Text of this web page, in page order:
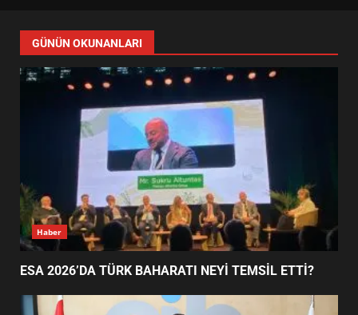
6
YENİ YÖNETİM NASIL
ŞEKİLLENDİ?
BURHANİYE’DE FEN İŞLERİNDEN
DEV HAREKET: NELER
YAPILIYOR?
1
ESA 2026’DA TÜRK BAHARATI
NEYİ TEMSİL ETTİ?
GÜNÜN OKUNANLARI
Haber
ESA 2026’DA TÜRK BAHARATI NEYİ TEMSİL ETTİ?